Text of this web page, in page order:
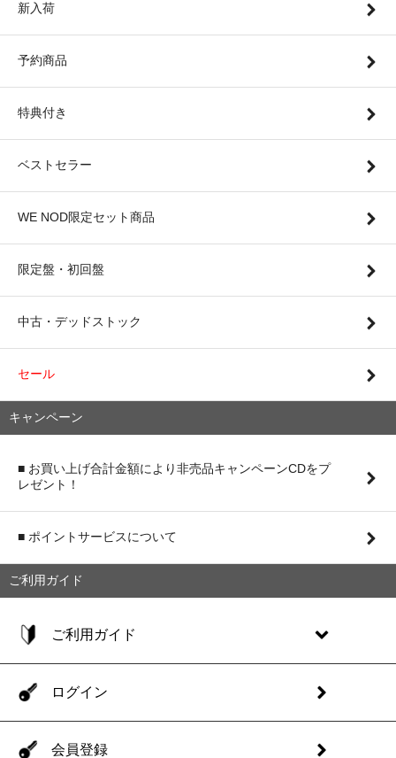
新入荷
予約商品
特典付き
ベストセラー
WE NOD限定セット商品
限定盤・初回盤
中古・デッドストック
セール
キャンペーン
■ お買い上げ合計金額により非売品キャンペーンCDをプ
レゼント！
■ ポイントサービスについて
ご利用ガイド
ご利用ガイド
ログイン
会員登録